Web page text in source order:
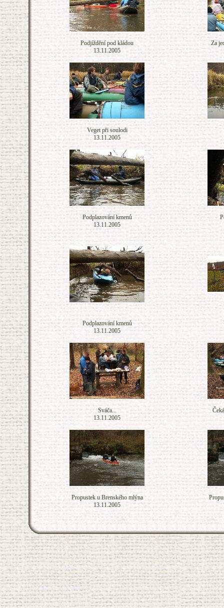
Podjíždění pod kládou
13.11.2005
Za
Veget při soulodi
13.11.2005
Podplazování kmenů
13.11.2005
Podplazování kmenů
13.11.2005
Sváča...
13.11.2005
Propustek u Brenského mlýna
13.11.2005